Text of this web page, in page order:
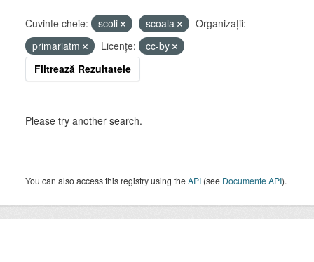
Cuvinte cheie: scoli scoala
Organizații:
primariatm
Licenţe:
cc-by
Filtrează Rezultatele
Please try another search.
You can also access this registry using theAPI (see Documente API).